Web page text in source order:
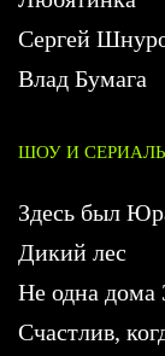
Сергей
Влад Бумага
ШОУ И
Здесь был
Дикий лес
Не одна
Счастлив,